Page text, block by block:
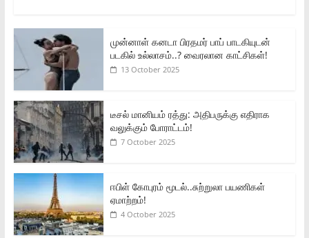
முன்னாள் கனடா பிரதமர் பாப் பாடகியுடன்
படகில் உல்லாசம்..? வைரலான காட்சிகள்!
13 October 2025
டீசல் மானியம் ரத்து: அதிபருக்கு எதிராக
வலுக்கும் போராட்டம்!
7 October 2025
ஈபிள் கோபுரம் மூடல்..சுற்றுலா பயணிகள்
ஏமாற்றம்!
4 October 2025